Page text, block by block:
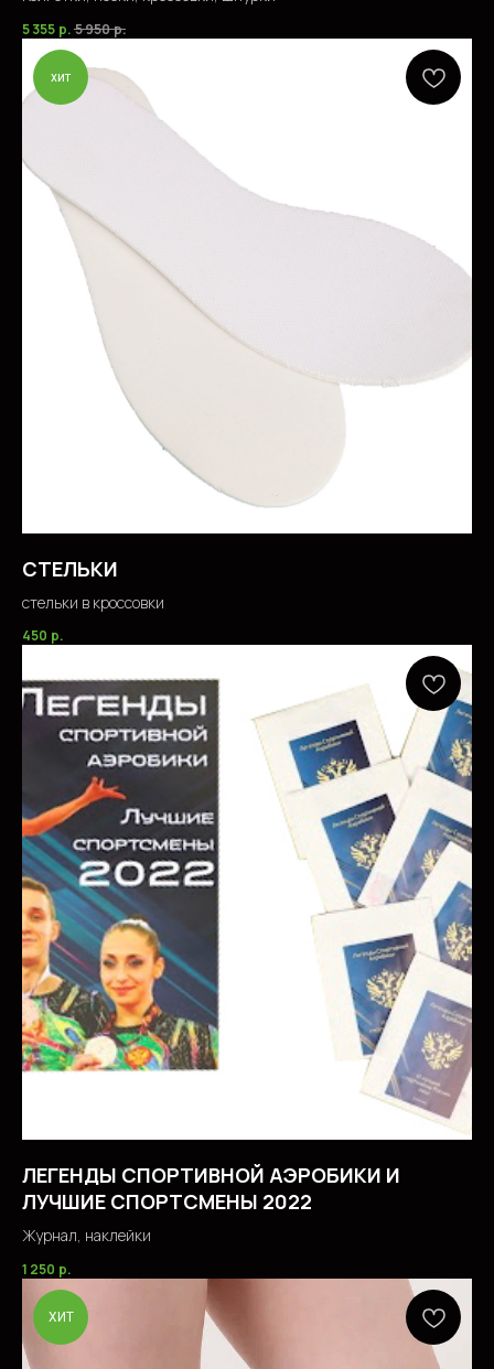
5 355 р. 5 950р.
хит
СТЕЛЬКИ
стельки в кроссовки
450 р.
ЛЕГЕНДЫ СПОРТИВНОЙ АЭРОБИКИ И
ЛУЧШИЕ СПОРТСМЕНЫ 2022
Журнал, наклейки
1 250 р.
ХИТ